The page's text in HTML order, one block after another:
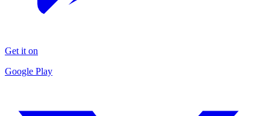
Get it on
Google Play